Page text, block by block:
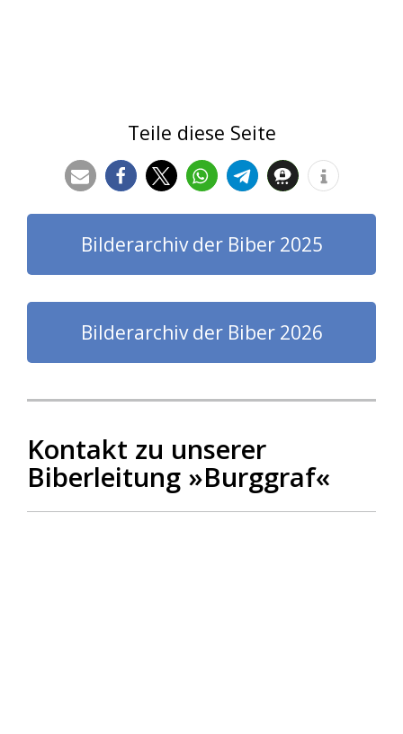
Teile diese Seite
Bilderarchiv der Biber 2025
Bilderarchiv der Biber 2026
Kontakt zu unserer
Biberleitung »Burggraf«